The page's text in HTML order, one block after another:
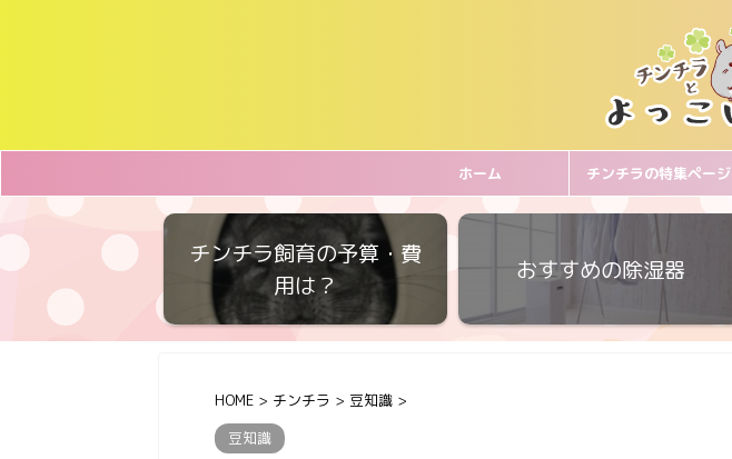
ホーム チンチラの特集ページ
チンチラ飼育の予算・費
用は？
おすすめの除湿器
HOME > チンチラ > 豆知識 >
豆知識